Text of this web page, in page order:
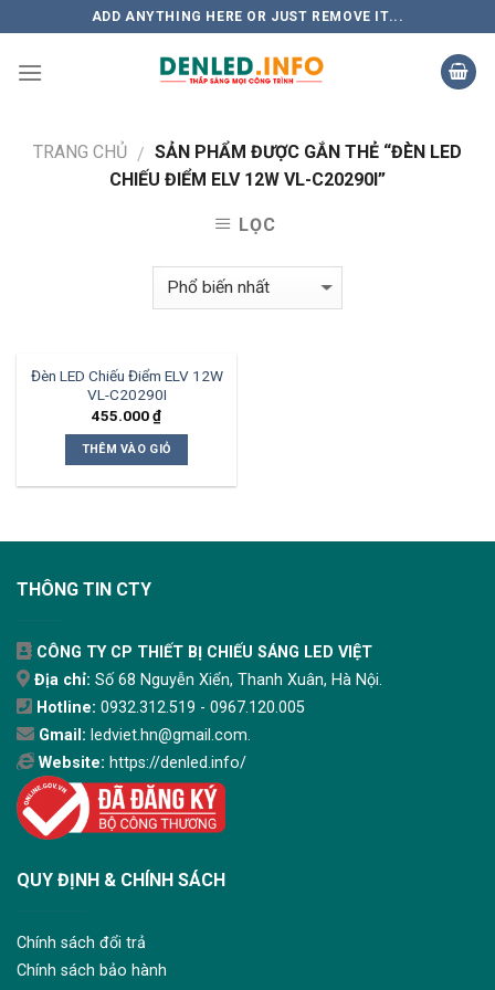
to
content
ADD ANYTHING HERE OR JUST REMOVE IT...
TRANG CHỦ / SẢN PHẨM ĐƯỢC GẮN THẺ “ĐÈN LED
CHIẾU ĐIỂM ELV 12W VL-C20290I”
LỌC
Đèn LED Chiếu Điểm ELV 12W
VL-C20290I
455.000₫
THÊM VÀO GIỎ
THÔNG TIN CTY
CÔNG TY CP THIẾT BỊ CHIẾU SÁNG LED VIỆT
Địa chỉ: Số 68 Nguyễn Xiển, Thanh Xuân, Hà Nội.
Hotline: 0932.312.519 - 0967.120.005
Gmail: ledviet.hn@gmail.com.
Website: https://denled.info/
QUY ĐỊNH & CHÍNH SÁCH
Chính sách đổi trả
Chính sách bảo hành